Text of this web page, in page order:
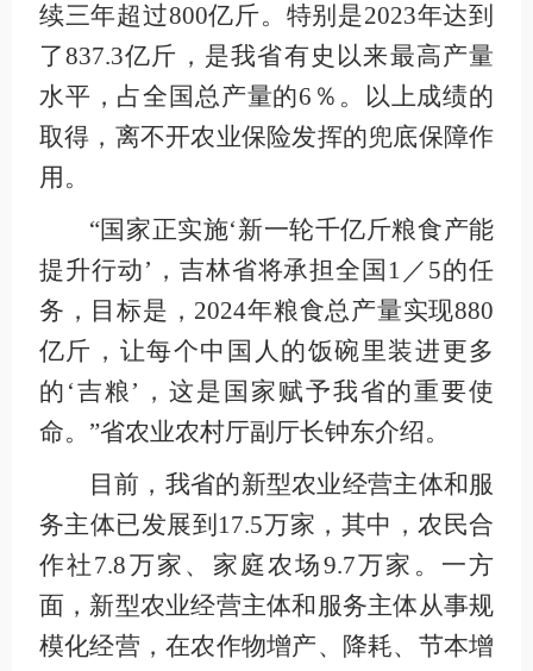
续三年超过800亿斤。特别是2023年达到
了837.3亿斤，是我省有史以来最高产量
水平，占全国总产量的6％。以上成绩的
取得，离不开农业保险发挥的兜底保障作
用。
“国家正实施‘新一轮千亿斤粮食产能
提升行动’，吉林省将承担全国1／5的任
务，目标是，2024年粮食总产量实现880
亿斤，让每个中国人的饭碗里装进更多
的‘吉粮’，这是国家赋予我省的重要使
命。”省农业农村厅副厅长钟东介绍。
目前，我省的新型农业经营主体和服
务主体已发展到17.5万家，其中，农民合
作社7.8万家、家庭农场9.7万家。一方
面，新型农业经营主体和服务主体从事规
模化经营，在农作物增产、降耗、节本增